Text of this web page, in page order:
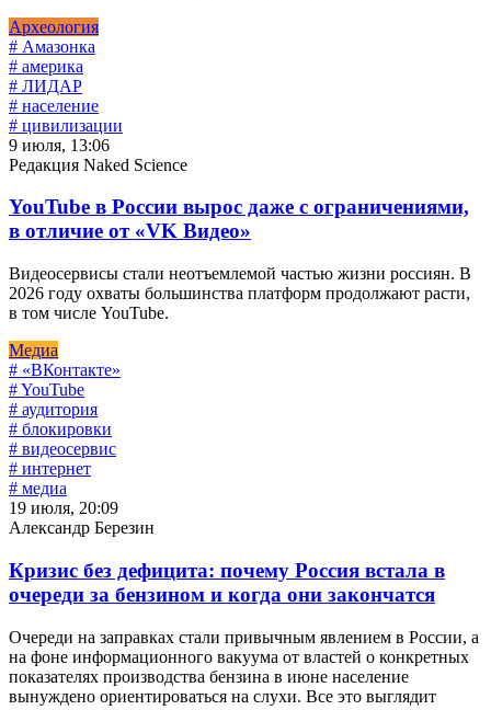
Археология
# Амазонка
# америка
# ЛИДАР
# население
# цивилизации
9 июля, 13:06
Редакция Naked Science
YouTube в России вырос даже с ограничениями,
в отличие от «VK Видео»
Видеосервисы стали неотъемлемой частью жизни россиян. В
2026 году охваты большинства платформ продолжают расти,
в том числе YouTube.
Медиа
# «ВКонтакте»
# YouTube
# аудитория
# блокировки
# видеосервис
# интернет
# медиа
19 июля, 20:09
Александр Березин
Кризис без дефицита: почему Россия встала в
очереди за бензином и когда они закончатся
Очереди на заправках стали привычным явлением в России, а
на фоне информационного вакуума от властей о конкретных
показателях производства бензина в июне население
вынуждено ориентироваться на слухи. Все это выглядит